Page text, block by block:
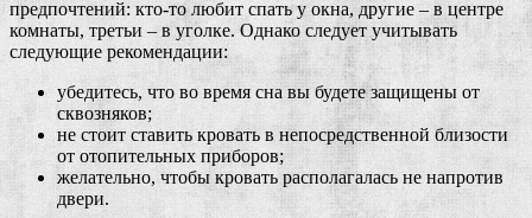
предпочтений: кто-то любит спать у окна, другие – в центре
комнаты, третьи – в уголке. Однако следует учитывать
следующие рекомендации:
убедитесь, что во время сна вы будете защищены от
сквозняков;
не стоит ставить кровать в непосредственной близости
от отопительных приборов;
желательно, чтобы кровать располагалась не напротив
двери.